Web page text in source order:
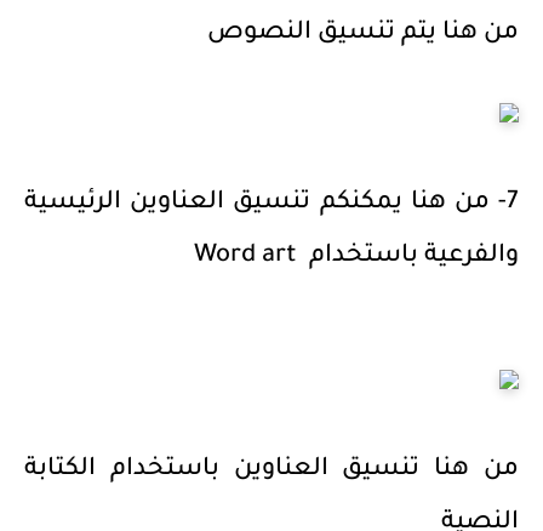
من هنا يتم تنسيق النصوص
7- من هنا يمكنكم تنسيق العناوين الرئيسية
والفرعية باستخدام Word art
من هنا تنسيق العناوين باستخدام الكتابة
النصية